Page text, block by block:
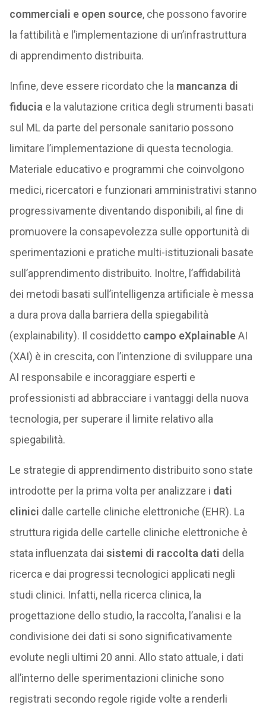
commerciali e open source, che possono favorire
la fattibilità e l’implementazione di un’infrastruttura
di apprendimento distribuita.
Infine, deve essere ricordato che la mancanza di
fiducia e la valutazione critica degli strumenti basati
sul ML da parte del personale sanitario possono
limitare l’implementazione di questa tecnologia.
Materiale educativo e programmi che coinvolgono
medici, ricercatori e funzionari amministrativi stanno
progressivamente diventando disponibili, al fine di
promuovere la consapevolezza sulle opportunità di
sperimentazioni e pratiche multi-istituzionali basate
sull’apprendimento distribuito. Inoltre, l’affidabilità
dei metodi basati sull’intelligenza artificiale è messa
a dura prova dalla barriera della spiegabilità
(explainability). Il cosiddetto campo eXplainableAI
(XAI) è in crescita, con l’intenzione di sviluppare una
AI responsabile e incoraggiare esperti e
professionisti ad abbracciare i vantaggi della nuova
tecnologia, per superare il limite relativo alla
spiegabilità.
Le strategie di apprendimento distribuito sono state
introdotte per la prima volta per analizzare i dati
clinici dalle cartelle cliniche elettroniche (EHR). La
struttura rigida delle cartelle cliniche elettroniche è
stata influenzata dai sistemi di raccolta dati della
ricerca e dai progressi tecnologici applicati negli
studi clinici. Infatti, nella ricerca clinica, la
progettazione dello studio, la raccolta, l’analisi e la
condivisione dei dati si sono significativamente
evolute negli ultimi 20 anni. Allo stato attuale, i dati
all’interno delle sperimentazioni cliniche sono
registrati secondo regole rigide volte a renderli